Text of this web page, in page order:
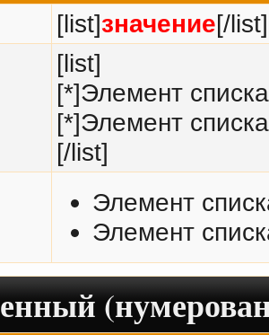
[list]значение[/list]
[list]
[*]Элемент
[*]Элемент
[/list]
Элемент
Элемент